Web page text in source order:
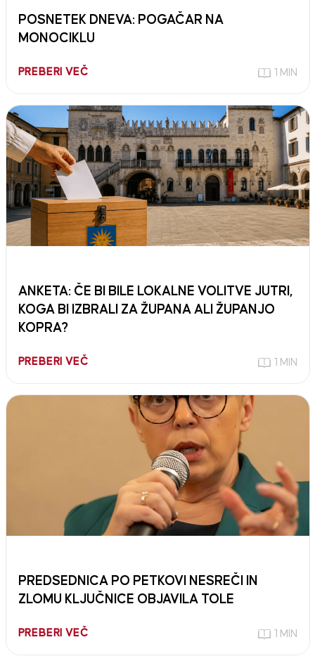
POSNETEK DNEVA: POGAČAR NA
MONOCIKLU
PREBERI VEČ 1 MIN
ANKETA: ČE BI BILE LOKALNE VOLITVE JUTRI,
KOGA BI IZBRALI ZA ŽUPANA ALI ŽUPANJO
KOPRA?
PREBERI VEČ 1 MIN
PREDSEDNICA PO PETKOVI NESREČI IN
ZLOMU KLJUČNICE OBJAVILA TOLE
PREBERI VEČ 1 MIN